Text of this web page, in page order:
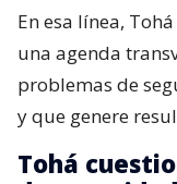
En esa línea,
una agenda
problemas de
y que genere
Tohá